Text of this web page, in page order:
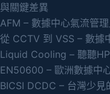
與關鍵差異
AFM – 數據中心氣流管
從 CCTV 到 VSS – 數據
Liquid Cooling – 聽聽
EN50600 – 歐洲數據中
BICSI DCDC – 台灣少見